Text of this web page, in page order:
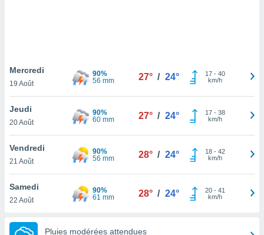
notre
que
et que
Mercredi
19 Août
90%
56 mm
27° / 24° 17- 40
km/h
Jeudi
20 Août
90%
60 mm
27° / 24° 17- 38
km/h
Vendredi
21 Août
90%
56 mm
28° / 24° 18- 42
km/h
Samedi
22 Août
90%
61 mm
28° / 24° 20- 41
km/h
Pluies modérées attendues